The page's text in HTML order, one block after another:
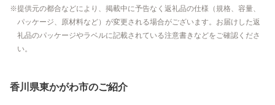
提供元の都合などにより、掲載中に予告なく返礼品の仕様（規格、容量、
パッケージ、原材料など）が変更される場合がございます。お届けした返
礼品のパッケージやラベルに記載されている注意書きなどをご確認くださ
い。
香川県東かがわ市のご紹介